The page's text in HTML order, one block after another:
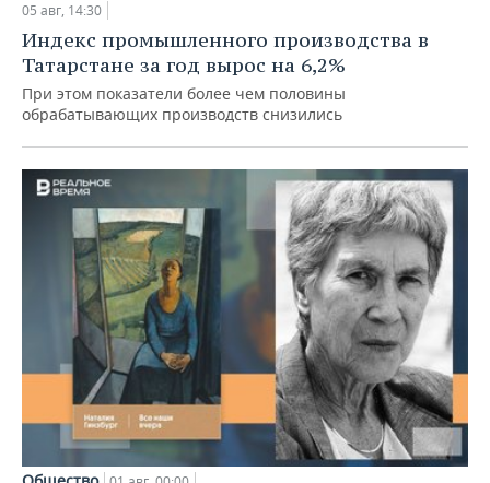
05 авг, 14:30
Индекс промышленного производства в
Татарстане за год вырос на 6,2%
При этом показатели более чем половины
обрабатывающих производств снизились